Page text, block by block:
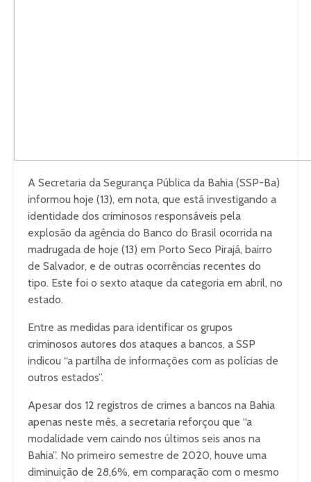
A Secretaria da Segurança Pública da Bahia (SSP-Ba)
informou hoje (13), em nota, que está investigando a
identidade dos criminosos responsáveis pela
explosão da agência do Banco do Brasil ocorrida na
madrugada de hoje (13) em Porto Seco Pirajá, bairro
de Salvador, e de outras ocorrências recentes do
tipo. Este foi o sexto ataque da categoria em abril, no
estado.
Entre as medidas para identificar os grupos
criminosos autores dos ataques a bancos, a SSP
indicou “a partilha de informações com as polícias de
outros estados”.
Apesar dos 12 registros de crimes a bancos na Bahia
apenas neste mês, a secretaria reforçou que “a
modalidade vem caindo nos últimos seis anos na
Bahia”. No primeiro semestre de 2020, houve uma
diminuição de 28,6%, em comparação com o mesmo